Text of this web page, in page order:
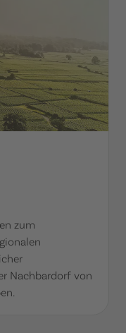
zum
Nachbardorf von